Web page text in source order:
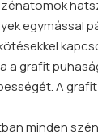
egymással
a grafit
A
minden